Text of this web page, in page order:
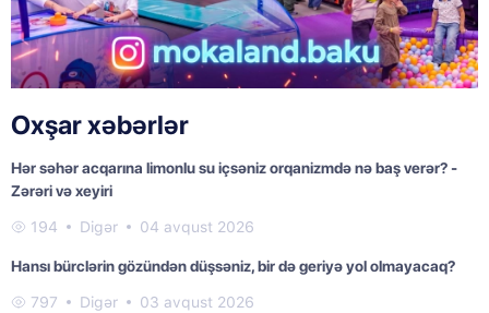
Oxşar xəbərlər
Hər səhər acqarına limonlu su içsəniz orqanizmdə nə baş verər? -
Zərəri və xeyiri
194 Digər 04 avqust 2026
Hansı bürclərin gözündən düşsəniz, bir də geriyə yol olmayacaq?
797 Digər 03 avqust 2026